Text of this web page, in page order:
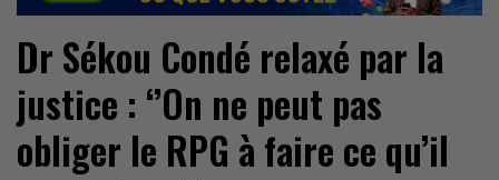
Dr Sékou Condé relaxé par la
justice : ‘’On ne peut pas
obliger le RPG à faire ce qu’il